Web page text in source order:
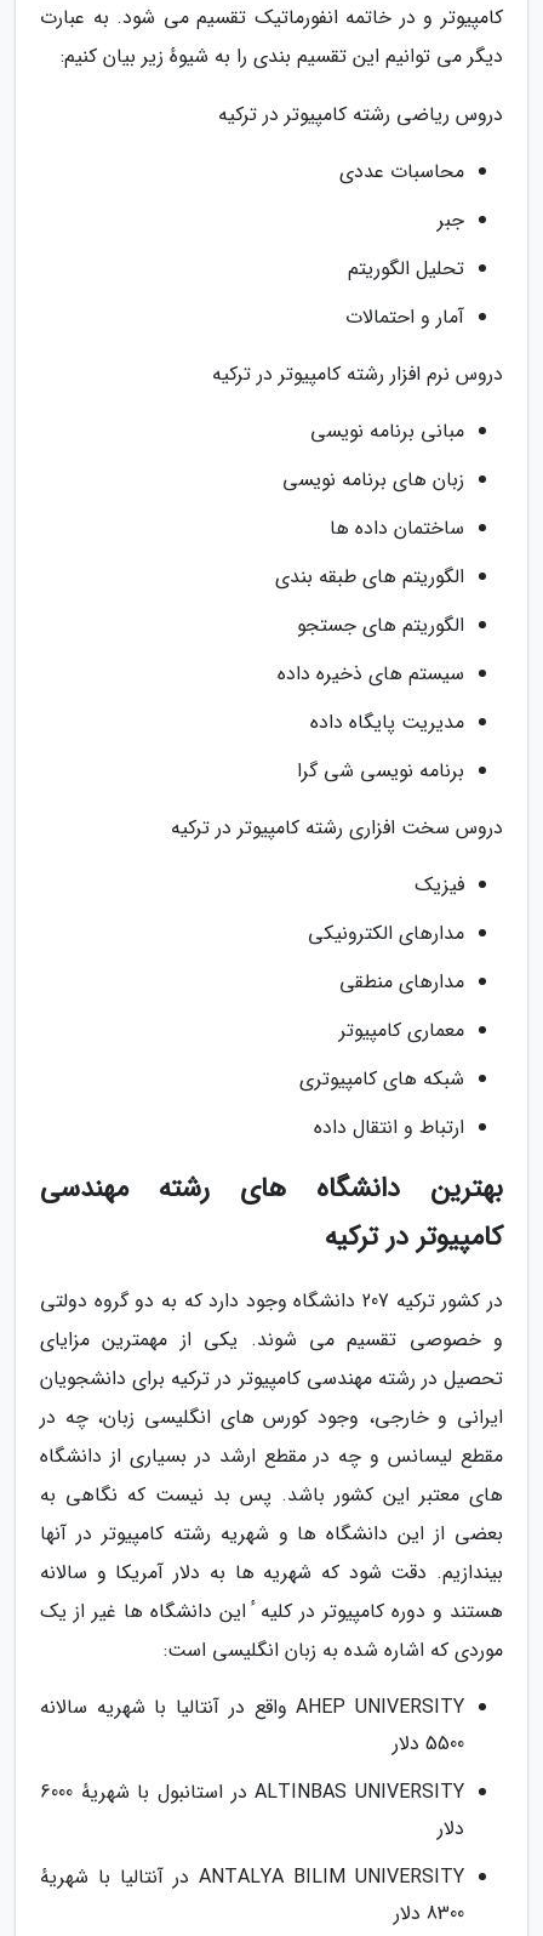
کامپیوتر و در خاتمه انفورماتیک تقسیم می شود. به عبارت
دیگر می توانیم این تقسیم بندی را به شیوهٔ زیر بیان کنیم:
دروس ریاضی رشته کامپیوتر در ترکیه
محاسبات عددی
جبر
تحلیل الگوریتم
آمار و احتمالات
دروس نرم افزار رشته کامپیوتر در ترکیه
مبانی برنامه نویسی
زبان های برنامه نویسی
ساختمان داده ها
الگوریتم های طبقه بندی
الگوریتم های جستجو
سیستم های ذخیره داده
مدیریت پایگاه داده
برنامه نویسی شی گرا
دروس سخت افزاری رشته کامپیوتر در ترکیه
فیزیک
مدارهای الکترونیکی
مدارهای منطقی
معماری کامپیوتر
شبکه های کامپیوتری
ارتباط و انتقال داده
بهترین دانشگاه های رشته مهندسی
کامپیوتر در ترکیه
در کشور ترکیه 207 دانشگاه وجود دارد که به دو گروه دولتی
و خصوصی تقسیم می شوند. یکی از مهمترین مزایای
تحصیل در رشته مهندسی کامپیوتر در ترکیه برای دانشجویان
ایرانی و خارجی، وجود کورس های انگلیسی زبان، چه در
مقطع لیسانس و چه در مقطع ارشد در بسیاری از دانشگاه
های معتبر این کشور باشد. پس بد نیست که نگاهی به
بعضی از این دانشگاه ها و شهریه رشته کامپیوتر در آنها
بیندازیم. دقت شود که شهریه ها به دلار آمریکا و سالانه
هستند و دوره کامپیوتر در کلیه ٔ این دانشگاه ها غیر از یک
موردی که اشاره شده به زبان انگلیسی است:
AHEP UNIVERSITY واقع در آنتالیا با شهریه سالانه
5500 دلار
ALTINBAS UNIVERSITY در استانبول با شهریهٔ 6000
دلار
ANTALYA BILIM UNIVERSITY در آنتالیا با شهریهٔ
8300 دلار